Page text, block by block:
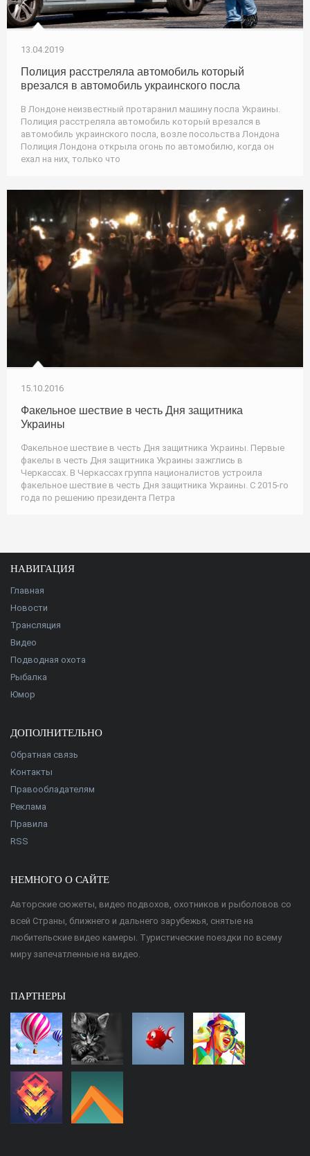
13.04.2019
Полиция расстреляла автомобиль который
врезался в автомобиль украинского посла
В Лондоне неизвестный протаранил машину посла Украины.
Полиция расстреляла автомобиль который врезался в
автомобиль украинского посла, возле посольства Лондона
Полиция Лондона открыла огонь по автомобилю, когда он
ехал на них, только что
15.10.2016
Факельное шествие в честь Дня защитника
Украины
Факельное шествие в честь Дня защитника Украины. Первые
факелы в честь Дня защитника Украины зажглись в
Черкассах. В Черкассах группа националистов устроила
факельное шествие в честь Дня защитника Украины. С 2015-го
года по решению президента Петра
НАВИГАЦИЯ
Главная
Новости
Трансляция
Видео
Подводная охота
Рыбалка
Юмор
ДОПОЛНИТЕЛЬНО
Обратная связь
Контакты
Правообладателям
Реклама
Правила
RSS
НЕМНОГО О САЙТЕ
Авторские сюжеты, видео подвохов, охотников и рыболовов со
всей Страны, ближнего и дальнего зарубежья, снятые на
любительские видео камеры. Туристические поездки по всему
миру запечатленные на видео.
ПАРТНЕРЫ